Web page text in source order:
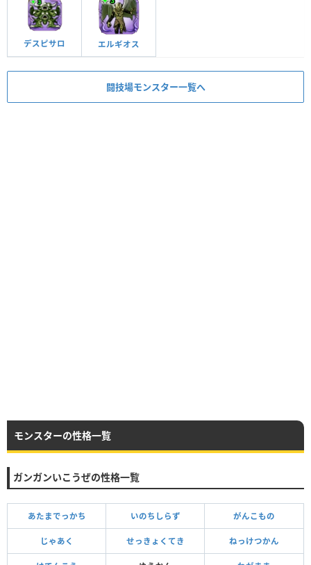
デスピサロ エルギオス
闘技場モンスター一覧へ
モンスターの性格一覧
ガンガンいこうぜの性格一覧
あたまでっかち いのちしらず がんこもの
じゃあく せっきょくてき ねっけつかん